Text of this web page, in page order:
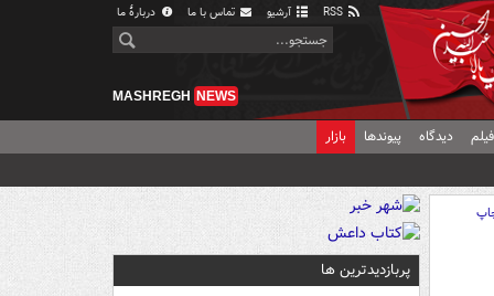
آرشیو تماس با ما دربارهٔ ما
MASHREGH NEWS
دیدگاه پیوندها بازار
پربازدیدترین ها